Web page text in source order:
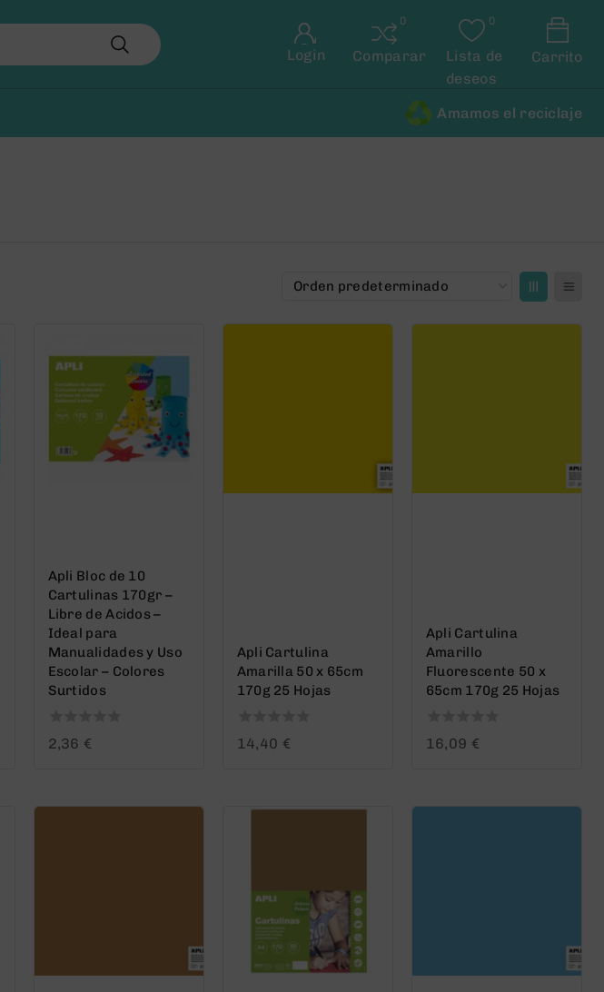
Login Comparar
Lista de
deseos
Carrito
Amamos el reciclaje
Apli Bloc de 10
Cartulinas 170gr –
Libre de Acidos –
Ideal para
Manualidades y Uso
Escolar – Colores
Surtidos
0
2,36 €
Apli Cartulina
Amarilla 50 x 65cm
170g 25 Hojas
0
14,40 €
Apli Cartulina
Amarillo
Fluorescente 50 x
65cm 170g 25 Hojas
0
16,09 €